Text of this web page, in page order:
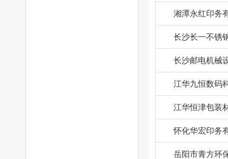
湘潭永红印务
长沙长一不锈
长沙邮电机械
江华九恒数码
江华恒津包装
怀化华宏印务
岳阳市青方环